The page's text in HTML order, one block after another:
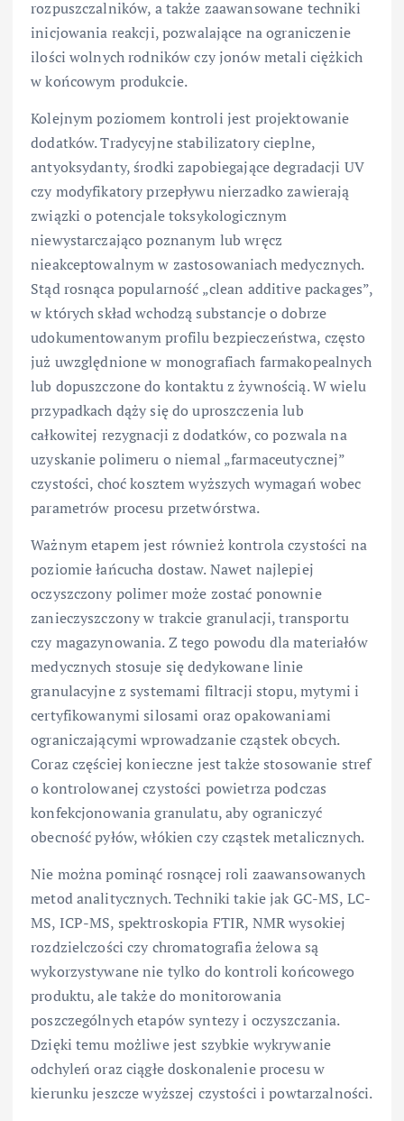
rozpuszczalników, a także zaawansowane techniki
inicjowania reakcji, pozwalające na ograniczenie
ilości wolnych rodników czy jonów metali ciężkich
w końcowym produkcie.
Kolejnym poziomem kontroli jest projektowanie
dodatków. Tradycyjne stabilizatory cieplne,
antyoksydanty, środki zapobiegające degradacji UV
czy modyfikatory przepływu nierzadko zawierają
związki o potencjale toksykologicznym
niewystarczająco poznanym lub wręcz
nieakceptowalnym w zastosowaniach medycznych.
Stąd rosnąca popularność „clean additive packages”,
w których skład wchodzą substancje o dobrze
udokumentowanym profilu bezpieczeństwa, często
już uwzględnione w monografiach farmakopealnych
lub dopuszczone do kontaktu z żywnością. W wielu
przypadkach dąży się do uproszczenia lub
całkowitej rezygnacji z dodatków, co pozwala na
uzyskanie polimeru o niemal „farmaceutycznej”
czystości, choć kosztem wyższych wymagań wobec
parametrów procesu przetwórstwa.
Ważnym etapem jest również kontrola czystości na
poziomie łańcucha dostaw. Nawet najlepiej
oczyszczony polimer może zostać ponownie
zanieczyszczony w trakcie granulacji, transportu
czy magazynowania. Z tego powodu dla materiałów
medycznych stosuje się dedykowane linie
granulacyjne z systemami filtracji stopu, mytymi i
certyfikowanymi silosami oraz opakowaniami
ograniczającymi wprowadzanie cząstek obcych.
Coraz częściej konieczne jest także stosowanie stref
o kontrolowanej czystości powietrza podczas
konfekcjonowania granulatu, aby ograniczyć
obecność pyłów, włókien czy cząstek metalicznych.
Nie można pominąć rosnącej roli zaawansowanych
metod analitycznych. Techniki takie jak GC-MS, LC-
MS, ICP-MS, spektroskopia FTIR, NMR wysokiej
rozdzielczości czy chromatografia żelowa są
wykorzystywane nie tylko do kontroli końcowego
produktu, ale także do monitorowania
poszczególnych etapów syntezy i oczyszczania.
Dzięki temu możliwe jest szybkie wykrywanie
odchyleń oraz ciągłe doskonalenie procesu w
kierunku jeszcze wyższej czystości i powtarzalności.